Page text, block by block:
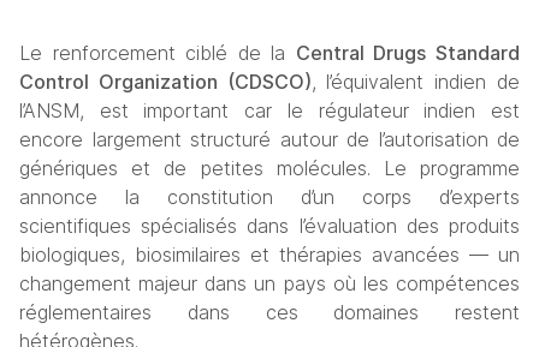
Le renforcement ciblé de la Central Drugs Standard
Control Organization (CDSCO), l’équivalent indien de
l’ANSM, est important car le régulateur indien est
encore largement structuré autour de l’autorisation de
génériques et de petites molécules. Le programme
annonce la constitution d’un corps d’experts
scientifiques spécialisés dans l’évaluation des produits
biologiques, biosimilaires et thérapies avancées — un
changement majeur dans un pays où les compétences
réglementaires dans ces domaines restent
hétérogènes.